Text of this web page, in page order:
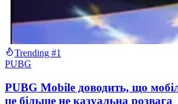
Trending #1
PUBG
PUBG Mobile доводить, що
це більше не казуальна розвага